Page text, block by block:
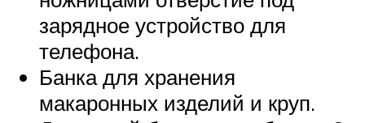
зарядное устройство для
телефона.
Банка для хранения
макаронных изделий и круп.